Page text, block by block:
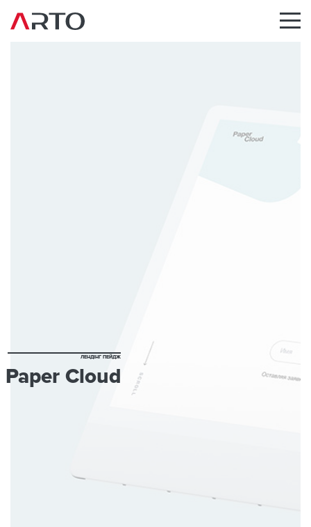
ЛЕНДІНГ ПЕЙДЖ
Paper Cloud